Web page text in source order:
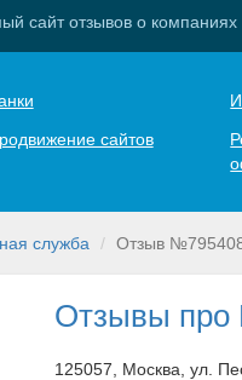
сайт отзывов о компаниях
сайтов
служба Отзыв
Отзывы про
125057, Москва, ул.